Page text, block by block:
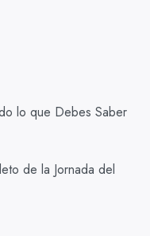
lo que Debes Saber
de la Jornada del